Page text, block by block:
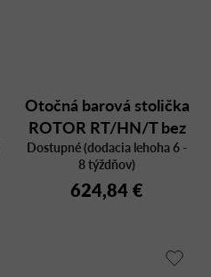
Otočná barová stolička
ROTOR RT/HN/T bez
operadla, výška sedu 65
cm
Dostupné (dodacia lehoha 6 -
8 týždňov)
624,84 €